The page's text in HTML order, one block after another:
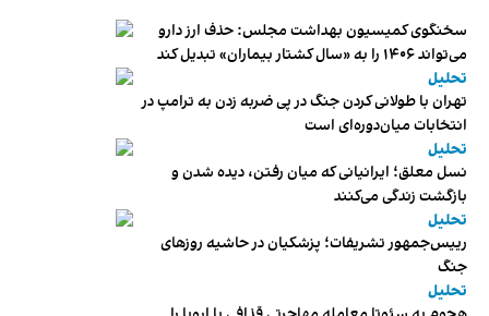
سخنگوی کمیسیون بهداشت مجلس: حذف ارز دارو
می‌تواند ۱۴۰۶ را به «سال کشتار بیماران» تبدیل کند
تحلیل
تهران با طولانی کردن جنگ در پی ضربه زدن به ترامپ در
انتخابات میان‌دوره‌ای است
تحلیل
نسل معلق؛ ایرانیانی که میان رفتن، دیده شدن و
بازگشت زندگی می‌کنند
تحلیل
رییس‌جمهور تشریفات؛ پزشکیان در حاشیه روزهای
جنگ
تحلیل